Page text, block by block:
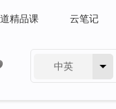
精品课 云笔记
中英